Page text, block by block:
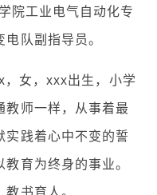
院工业电气自动化专
队副指导员。
，女，xxx出生，小学
教师一样，从事着最
实践着心中不变的誓
育为终身的事业。
书育人。